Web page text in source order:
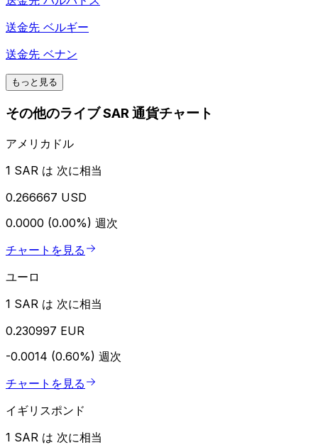
送金先 ベルギー
送金先 ベナン
もっと見る
その他のライブ SAR 通貨チャート
アメリカドル
1 SAR は 次に相当
0.266667 USD
0.0000 (0.00%) 週次
チャートを見る
ユーロ
1 SAR は 次に相当
0.230997 EUR
-0.0014 (0.60%) 週次
チャートを見る
イギリスポンド
1 SAR は 次に相当